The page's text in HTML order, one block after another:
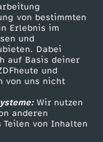
von bestimmten
Erlebnis im
und
Dabei
auf Basis deiner
und
von uns nicht
Wir nutzen
anderen
Teilen von Inhalten